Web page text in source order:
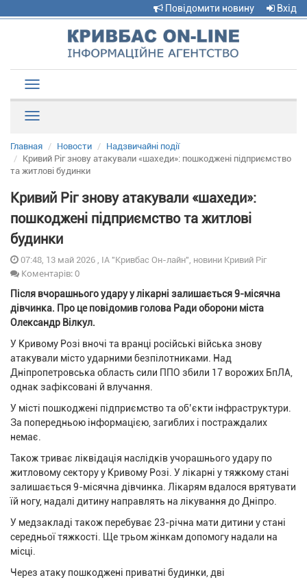
Повідомити новину Вхід
navigation
Главная Новости
Надзвичайні події
Кривий Ріг знову атакували «шахеди»: пошкоджені підприємство
та житлові будинки
Кривий Ріг знову атакували «шахеди»:
пошкоджені підприємство та житлові
будинки
07:48, 13 май 2026 , ІА "Кривбас Он-лайн", новини Кривий Ріг
Коментарів: 0
Після вчорашнього удару у лікарні залишається 9-місячна
дівчинка. Про це повідомив голова Ради оборони міста
Олександр Вілкул.
У Кривому Розі вночі та вранці російські війська знову
атакували місто ударними безпілотниками. Над
Дніпропетровська область сили ППО збили 17 ворожих БпЛА,
однак зафіксовані й влучання.
У місті пошкоджені підприємство та об’єкти інфраструктури.
За попередньою інформацією, загиблих і постраждалих
немає.
Також триває ліквідація наслідків учорашнього удару по
житловому сектору у Кривому Розі. У лікарні у тяжкому стані
залишається 9-місячна дівчинка. Лікарям вдалося врятувати
їй ногу, надалі дитину направлять на лікування до Дніпро.
У медзакладі також перебуває 23-річна мати дитини у стані
середньої тяжкості. Ще трьом жінкам допомогу надали на
місці.
Через атаку пошкоджені приватні будинки, дві